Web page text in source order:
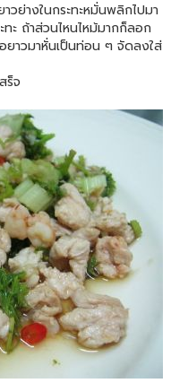
วย่างในกระทะหมั่นพลิกไปมา
ะ ถ้าส่วนไหนไหม้มากก็ลอก
ยาวมาหั่นเป็นท่อน ๆ จัดลงใส่
ร็จ